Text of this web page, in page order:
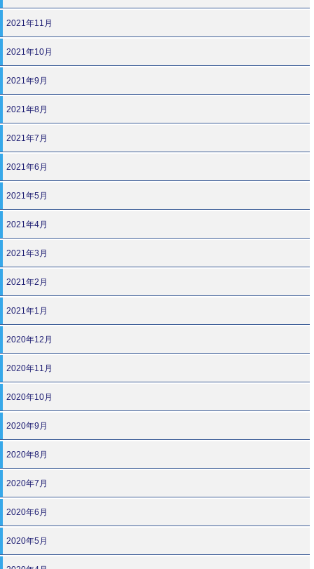
2021年11月
2021年10月
2021年9月
2021年8月
2021年7月
2021年6月
2021年5月
2021年4月
2021年3月
2021年2月
2021年1月
2020年12月
2020年11月
2020年10月
2020年9月
2020年8月
2020年7月
2020年6月
2020年5月